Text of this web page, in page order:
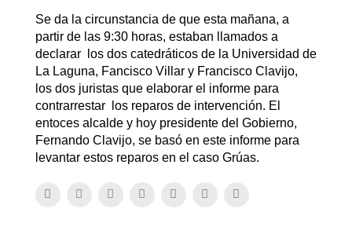
Se da la circunstancia de que esta mañana, a
partir de las 9:30 horas, estaban llamados a
declarar los dos catedráticos de la Universidad de
La Laguna, Fancisco Villar y Francisco Clavijo,
los dos juristas que elaborar el informe para
contrarrestar los reparos de intervención. El
entoces alcalde y hoy presidente del Gobierno,
Fernando Clavijo, se basó en este informe para
levantar estos reparos en el caso Grúas.